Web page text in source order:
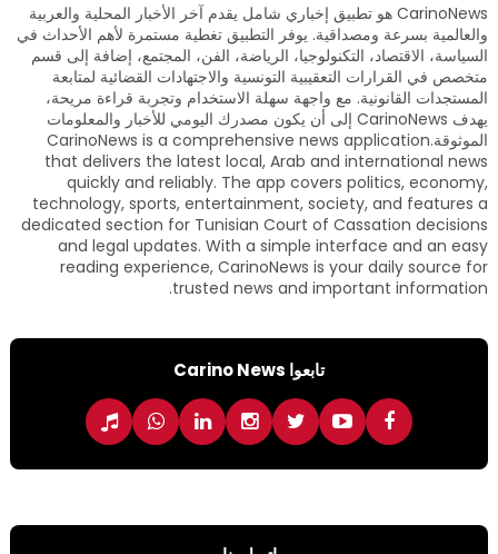
CarinoNews هو تطبيق إخباري شامل يقدم آخر الأخبار المحلية والعربية
والعالمية بسرعة ومصداقية. يوفر التطبيق تغطية مستمرة لأهم الأحداث في
السياسة، الاقتصاد، التكنولوجيا، الرياضة، الفن، المجتمع، إضافة إلى قسم
متخصص في القرارات التعقيبية التونسية والاجتهادات القضائية لمتابعة
المستجدات القانونية. مع واجهة سهلة الاستخدام وتجربة قراءة مريحة،
يهدف CarinoNews إلى أن يكون مصدرك اليومي للأخبار والمعلومات
الموثوقة.CarinoNews is a comprehensive news application
that delivers the latest local, Arab and international news
quickly and reliably. The app covers politics, economy,
technology, sports, entertainment, society, and features a
dedicated section for Tunisian Court of Cassation decisions
and legal updates. With a simple interface and an easy
reading experience, CarinoNews is your daily source for
trusted news and important information.
تابعوا Carino News